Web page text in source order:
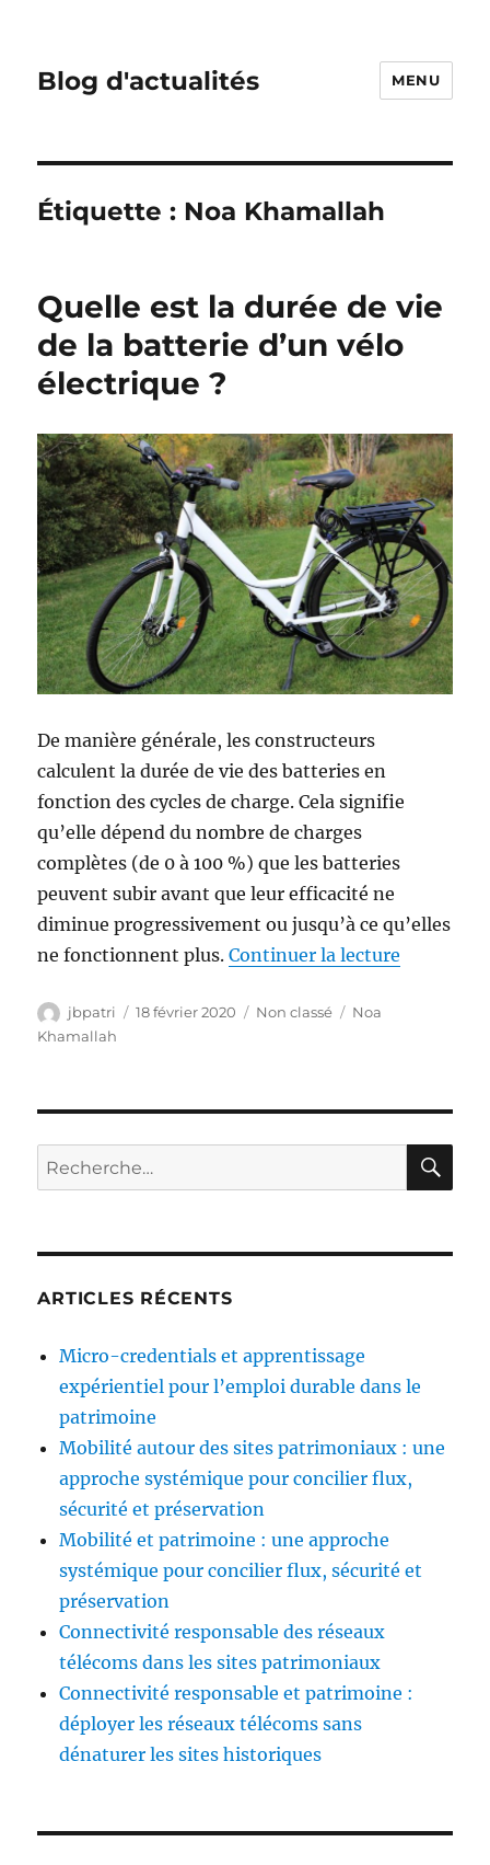
Blog d'actualités MENU
Étiquette : Noa Khamallah
Quelle est la durée de vie
de la batterie d’un vélo
électrique ?
De manière générale, les constructeurs
calculent la durée de vie des batteries en
fonction des cycles de charge. Cela signifie
qu’elle dépend du nombre de charges
complètes (de 0 à 100 %) que les batteries
peuvent subir avant que leur efficacité ne
diminue progressivement ou jusqu’à ce qu’elles
ne fonctionnent plus.Continuer la lecture
Auteur
jbpatri
Publié
18 février 2020 Catégories
Non classé Étiquettes
Noa
Khamallah
Recherche
pour :
ARTICLES RÉCENTS
Micro-credentials et apprentissage
expérientiel pour l’emploi durable dans le
patrimoine
Mobilité autour des sites patrimoniaux : une
approche systémique pour concilier flux,
sécurité et préservation
Mobilité et patrimoine : une approche
systémique pour concilier flux, sécurité et
préservation
Connectivité responsable des réseaux
télécoms dans les sites patrimoniaux
Connectivité responsable et patrimoine :
déployer les réseaux télécoms sans
dénaturer les sites historiques